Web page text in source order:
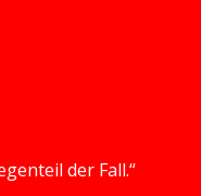
der Fall.“